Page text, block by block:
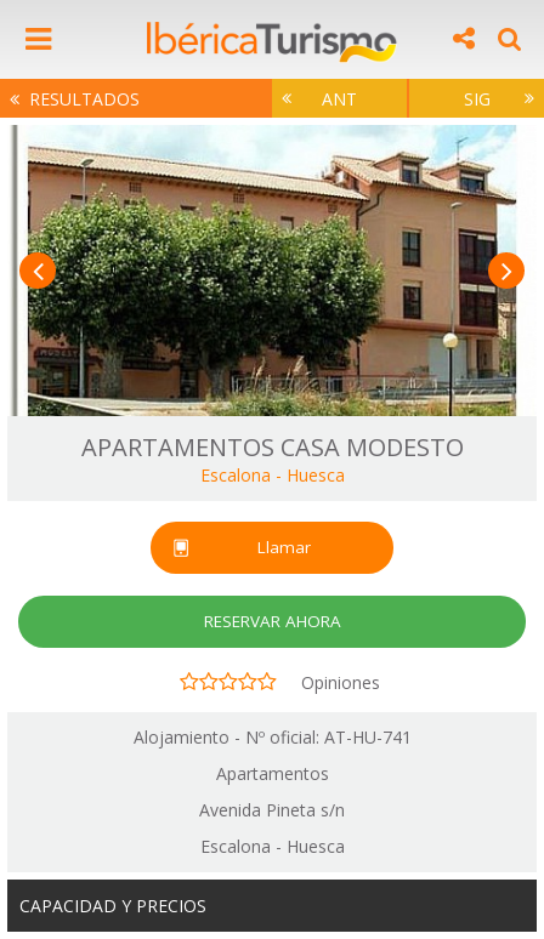
RESULTADOS ANT SIG
APARTAMENTOS CASA MODESTO
Escalona - Huesca
Llamar
RESERVAR AHORA
Opiniones
Alojamiento - Nº oficial: AT-HU-741
Apartamentos
Avenida Pineta s/n
Escalona - Huesca
CAPACIDAD Y PRECIOS